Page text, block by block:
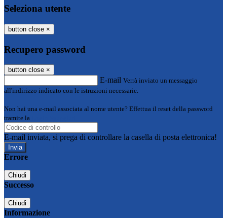
Seleziona utente
button close ×
Recupero password
button close ×
E-mail Verrà inviato un messaggio
all'indirizzo indicato con le istruzioni necessarie.
Non hai una e-mail associata al nome utente? Effettua il reset della password
tramite la
E-mail inviata, si prega di controllare la casella di posta elettronica!
Errore
Chiudi
Successo
Chiudi
Informazione